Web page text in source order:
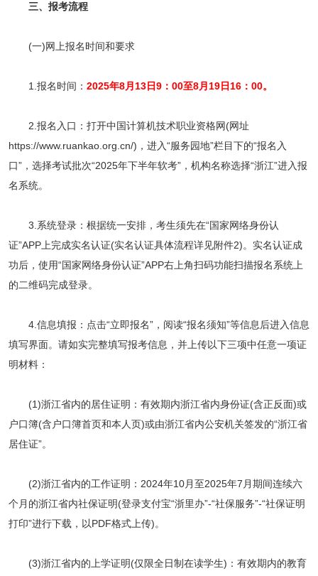
三、报考流程
(一)网上报名时间和要求
1.报名时间： 2025年8月13日9：00至8月19日16：00。
2.报名入口：打开中国计算机技术职业资格网(网址
https://www.ruankao.org.cn/)，进入“服务园地”栏目下的“报名入
口”，选择考试批次“2025年下半年软考”，机构名称选择“浙江”进入报
名系统。
3.系统登录：根据统一安排，考生须先在“国家网络身份认
证”APP上完成实名认证(实名认证具体流程详见附件2)。实名认证成
功后，使用“国家网络身份认证”APP右上角扫码功能扫描报名系统上
的二维码完成登录。
4.信息填报：点击“立即报名”，阅读“报名须知”等信息后进入信息
填写界面。请如实完整填写报考信息，并上传以下三项中任意一项证
明材料：
(1)浙江省内的居住证明：有效期内浙江省内身份证(含正反面)或
户口簿(含户口簿首页和本人页)或由浙江省内公安机关签发的“浙江省
居住证”。
(2)浙江省内的工作证明：2024年10月至2025年7月期间连续六
个月的浙江省内社保证明(登录支付宝“浙里办”-“社保服务”-“社保证明
打印”进行下载，以PDF格式上传)。
(3)浙江省内的上学证明(仅限全日制在读学生)：有效期内的教育